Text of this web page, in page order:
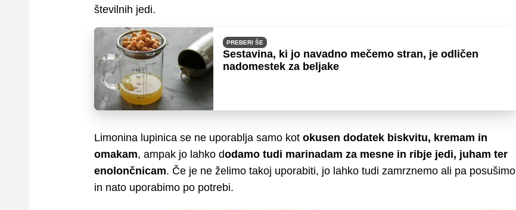
številnih jedi.
PREBERI ŠE
Sestavina, ki jo navadno mečemo stran, je odličen
nadomestek za beljake
Limonina lupinica se ne uporablja samo kot okusen dodatek biskvitu, kremam in
omakam, ampak jo lahko dodamo tudi marinadam za mesne in ribje jedi, juham ter
enolončnicam. Če je ne želimo takoj uporabiti, jo lahko tudi zamrznemo ali pa posušimo
in nato uporabimo po potrebi.